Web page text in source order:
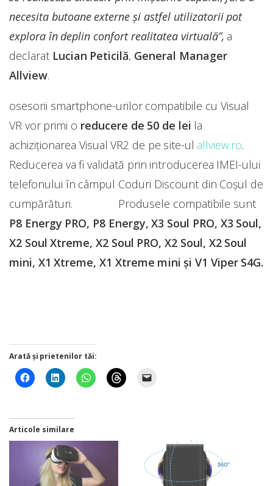
necesita butoane externe și astfel utilizatorii pot
explora în deplin confort realitatea virtuală”, a
declarat Lucian Peticilă, General Manager
Allview.
osesorii smartphone-urilor compatibile cu Visual
VR vor primi o reducere de 50 de lei la
achiziționarea Visual VR2 de pe site-ul allview.ro.
Reducerea va fi validată prin introducerea IMEI-ului
telefonului în câmpul Coduri Discount din Coșul de
cumpărături. Produsele compatibile sunt
P8 Energy PRO, P8 Energy, X3 Soul PRO, X3 Soul,
X2 Soul Xtreme, X2 Soul PRO, X2 Soul, X2 Soul
mini, X1 Xtreme, X1 Xtreme mini și V1 Viper S4G.
Arată și prietenilor tăi:
Articole similare